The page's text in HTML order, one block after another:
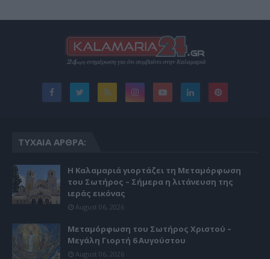
ΤΥΧΑΊΑ ΆΡΘΡΑ:
Η Καλαμαριά γιορτάζει τη Μεταμόρφωση
του Σωτήρος – Σήμερα η λιτάνευση της
ιεράς εικόνας
August 06, 2026
Μεταμόρφωση του Σωτήρος Χριστού –
Μεγάλη Γιορτή 6 Αυγούστου
August 06, 2026